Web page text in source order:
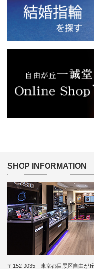
SHOP INFORMATION
〒152-0035 東京都目黒区自由が